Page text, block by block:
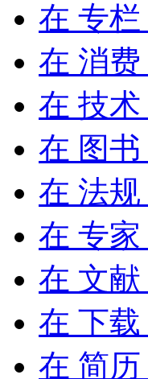
在 专栏
在 消费
在 技术
在 图书
在 法规
在 专家
在 文献
在 下载
在 简历